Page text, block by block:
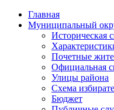
Главная
Муниципальный
Историческая
Почетные
Официальная
Улицы района
Схема
Бюджет